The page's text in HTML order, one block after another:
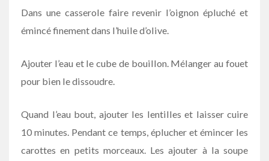
Dans une casserole faire revenir l’oignon épluché et
émincé finement dans l’huile d’olive.
Ajouter l’eau et le cube de bouillon. Mélanger au fouet
pour bien le dissoudre.
Quand l’eau bout, ajouter les lentilles et laisser cuire
10 minutes. Pendant ce temps, éplucher et émincer les
carottes en petits morceaux. Les ajouter à la soupe